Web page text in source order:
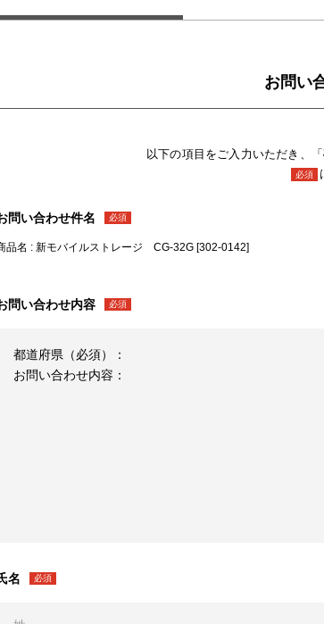
お問い
以下の項目をご入力いただき、
必須
問い合わせ件名 必須
品名 : 新モバイルストレージ CG-32G [302-0142]
問い合わせ内容 必須
名 必須